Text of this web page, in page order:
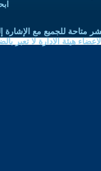
متاحة للجميع مع الإشارة
هيئة الادارة لا تعبر